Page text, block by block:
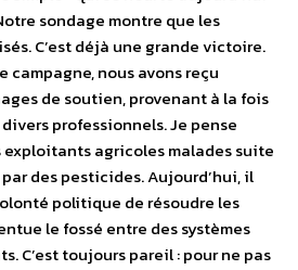
sondage montre que les
C’est déjà une grande victoire.
campagne, nous avons reçu
de soutien, provenant à la fois
professionnels. Je pense
agricoles malades suite
des pesticides. Aujourd’hui, il
politique de résoudre les
le fossé entre des systèmes
C’est toujours pareil : pour ne pas